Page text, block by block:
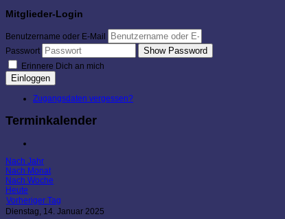
Mitglieder-Login
Benutzername oder E-Mail
Passwort
Show Password
Erinnere Dich an mich
Einloggen
Zugangsdaten vergessen?
Terminkalender
Nach Jahr
Nach Monat
Nach Woche
Heute
Vorheriger Tag
Dienstag, 14. Januar 2025